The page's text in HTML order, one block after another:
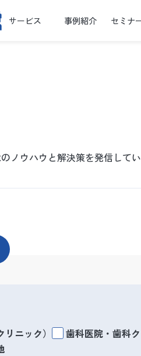
サービス 事例紹介 セミナ
ノウハウと解決策を発信して
ニック） 歯科医院・歯科